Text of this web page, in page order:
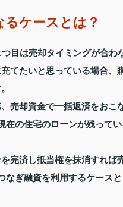
ケースとは？
目は売却タイミングが合わ
てたいと思っている場合、
売却資金で一括返済をおこ
の住宅のローンが残って
完済し抵当権を抹消すれば
ぎ融資を利用するケースと